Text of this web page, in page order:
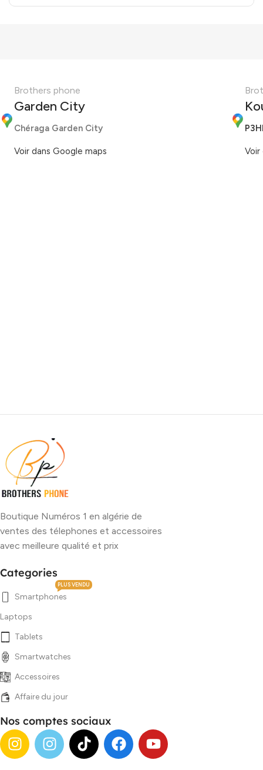
Brothers phone
Garden City
Chéraga Garden City
Voir dans Google maps Voir
Boutique Numéros 1 en algérie de
ventes des télephones et accessoires
avec meilleure qualité et prix
Categories
Smartphones
PLUS VENDU
Laptops
Tablets
Smartwatches
Accessoires
Affaire du jour
Nos comptes sociaux